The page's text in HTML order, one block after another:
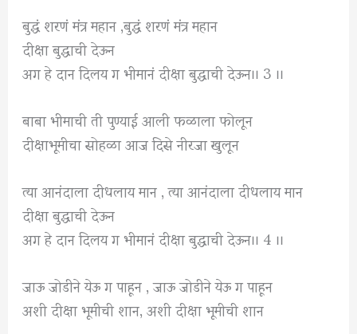
बुद्धं शरणं मंत्र महान ,बुद्धं शरणं मंत्र महान
दीक्षा बुद्धाची देऊन
अग हे दान दिलय ग भीमानं दीक्षा बुद्धाची देऊन।। 3 ।।
बाबा भीमाची ती पुण्याई आली फळाला फोलून
दीक्षाभूमीचा सोहळा आज दिसे नीरजा खुलून
त्या आनंदाला दीधलाय मान , त्या आनंदाला दीधलाय मान
दीक्षा बुद्धाची देऊन
अग हे दान दिलय ग भीमानं दीक्षा बुद्धाची देऊन।। 4 ।।
जाऊ जोडीने येऊ ग पाहून , जाऊ जोडीने येऊ ग पाहून
अशी दीक्षा भूमीची शान, अशी दीक्षा भूमीची शान